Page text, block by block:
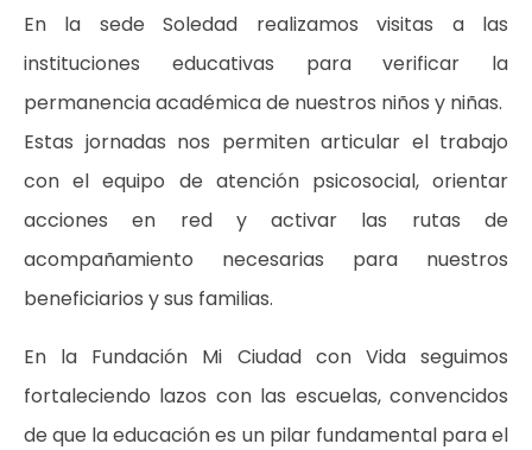
En la sede Soledad realizamos visitas a las
instituciones educativas para verificar la
permanencia académica de nuestros niños y niñas.
Estas jornadas nos permiten articular el trabajo
con el equipo de atención psicosocial, orientar
acciones en red y activar las rutas de
acompañamiento necesarias para nuestros
beneficiarios y sus familias.
En la Fundación Mi Ciudad con Vida seguimos
fortaleciendo lazos con las escuelas, convencidos
de que la educación es un pilar fundamental para el